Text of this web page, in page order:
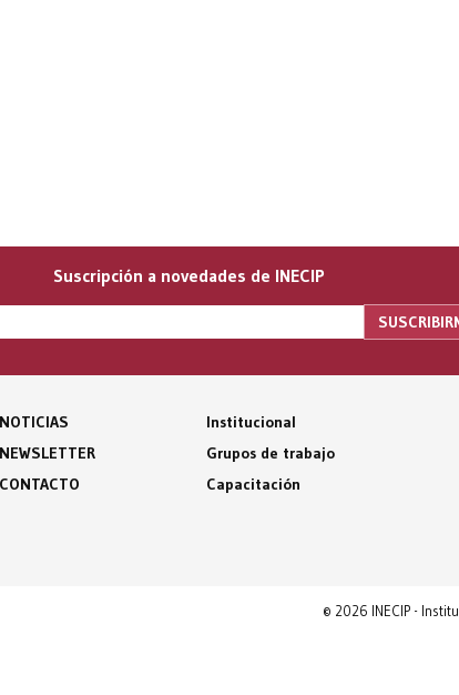
Suscripción a novedades de INECIP
NOTICIAS
NEWSLETTER
CONTACTO
Institucional
Grupos de trabajo
Capacitación
© 2026 INECIP -